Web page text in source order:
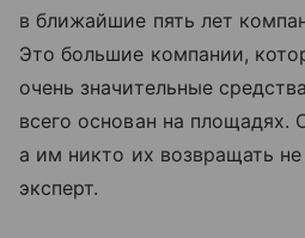
в ближайшие пять лет
Это большие компании,
очень значительные
всего основан на площадях.
а им никто их возвращать
эксперт.